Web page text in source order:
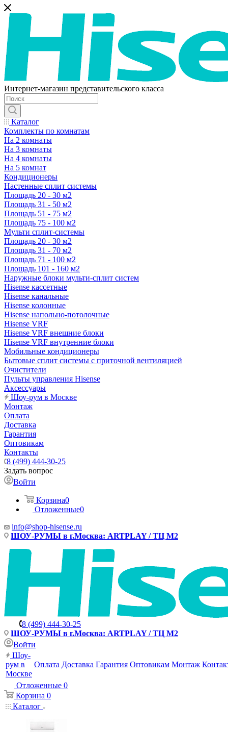
Интернет-магазин представительского класса
Каталог
Комплекты по комнатам
На 2 комнаты
На 3 комнаты
На 4 комнаты
На 5 комнат
Кондиционеры
Настенные сплит системы
Площадь 20 - 30 м2
Площадь 31 - 50 м2
Площадь 51 - 75 м2
Площадь 75 - 100 м2
Мульти сплит-системы
Площадь 20 - 30 м2
Площадь 31 - 70 м2
Площадь 71 - 100 м2
Площадь 101 - 160 м2
Наружные блоки мульти-сплит систем
Hisense кассетные
Hisense канальные
Hisense колонные
Hisense напольно-потолочные
Hisense VRF
Hisense VRF внешние блоки
Hisense VRF внутренние блоки
Мобильные кондиционеры
Бытовые сплит системы с приточной вентиляцией
Очистители
Пульты управления Hisense
Аксессуары
Шоу-рум в Москве
Монтаж
Оплата
Доставка
Гарантия
Оптовикам
Контакты
8 (499) 444-30-25
Задать вопрос
Войти
Корзина0
Отложенные0
info@shop-hisense.ru
ШОУ-РУМЫ в г.Москва: ARTPLAY / ТЦ М2
8 (499) 444-30-25
ШОУ-РУМЫ в г.Москва: ARTPLAY / ТЦ М2
Войти
Шоу-
рум в
Москве
Оплата Доставка Гарантия Оптовикам Монтаж
Отложенные 0
Корзина 0
Каталог